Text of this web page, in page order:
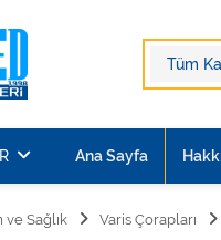
Ana Sayfa
ve Sağlık Varis Çorapları